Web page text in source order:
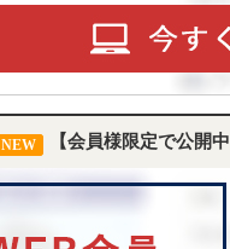
NEW 【会員様限定で公開